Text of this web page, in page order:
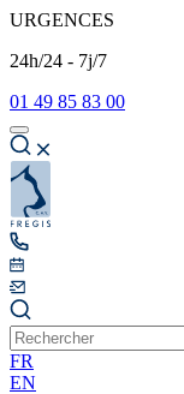
URGENCES
24h/24 - 7j/7
01 49 85 83 00
FR
EN